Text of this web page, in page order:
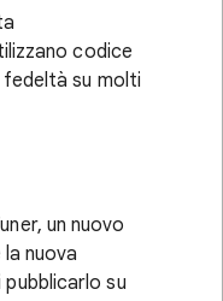
codice
su molti
un nuovo
nuova
su